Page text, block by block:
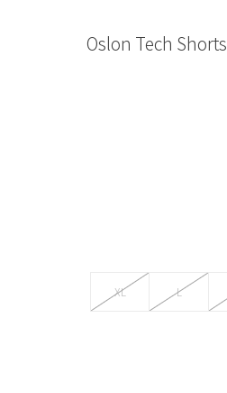
Oslon Tech Shorts
L
XL